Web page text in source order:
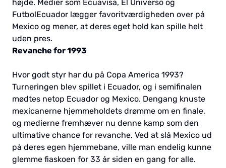
højde. Medier som Ecuavisa, El Universo og
FutbolEcuador lægger favoritværdigheden over på
Mexico og mener, at deres eget hold kan spille helt
uden pres.
Revanche for 1993
Hvor godt styr har du på Copa America 1993?
Turneringen blev spillet i Ecuador, og i semifinalen
mødtes netop Ecuador og Mexico. Dengang knuste
mexicanerne hjemmeholdets drømme om en finale,
og medierne fremhæver nu denne kamp som den
ultimative chance for revanche. Ved at slå Mexico ud
på deres egen hjemmebane, ville man endelig kunne
glemme fiaskoen for 33 år siden en gang for alle.